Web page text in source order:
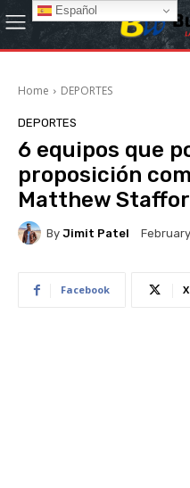
Home DEPORTES
DEPORTES
6 equipos que
proposición
Matthew
By Jimit Patel
Facebook X
Español